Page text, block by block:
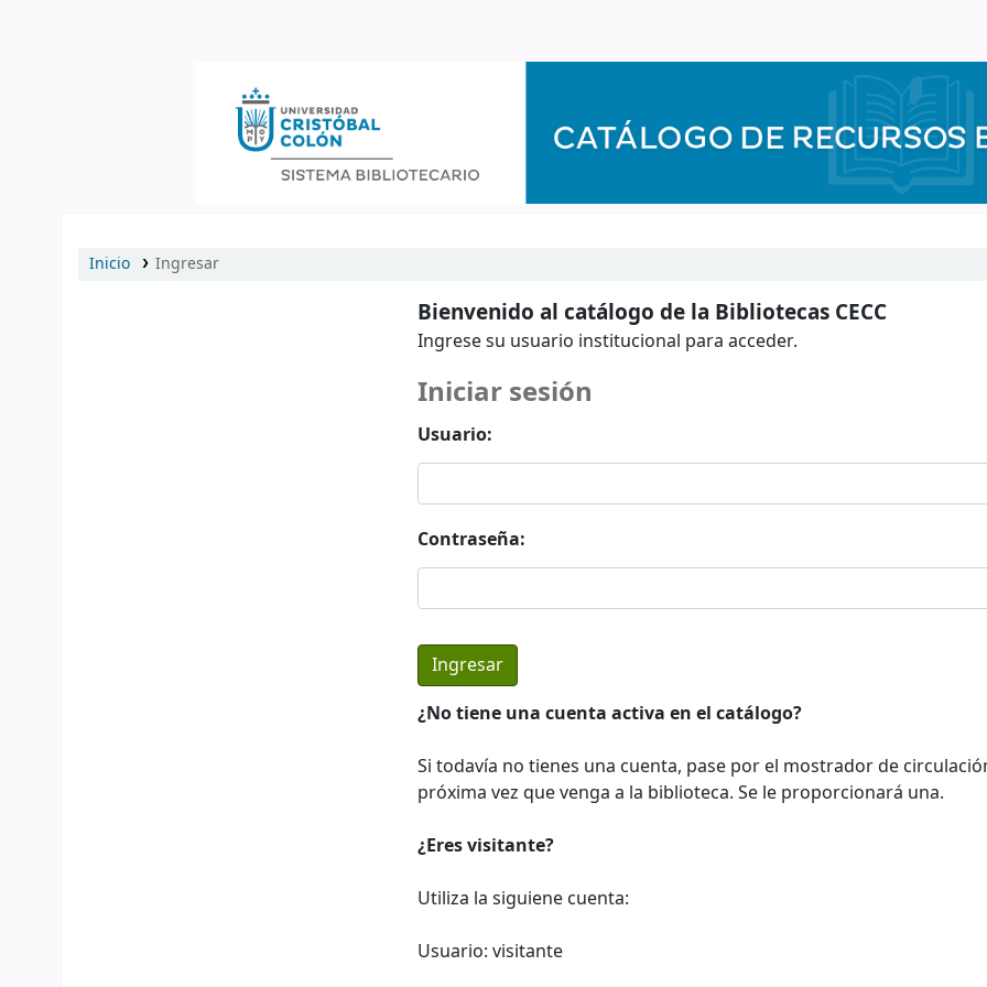
Inicio Ingresar
Bienvenido al catálogo de la Bibliotecas CECC
Ingrese su usuario institucional para acceder.
Iniciar sesión
Usuario:
Contraseña:
¿No tiene una cuenta activa en el catálogo?
Si todavía no tienes una cuenta, pase por el mostrador de
próxima vez que venga a la biblioteca. Se le proporcionará una.
¿Eres visitante?
Utiliza la siguiene cuenta:
Usuario: visitante